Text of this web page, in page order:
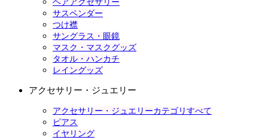
ヘアアクセサリー
サスペンダー
つけ襟
サングラス・眼鏡
マスク・マスクグッズ
タオル・ハンカチ
レイングッズ
アクセサリー・ジュエリー
アクセサリー・ジュエリーカテゴリすべて
ピアス
イヤリング